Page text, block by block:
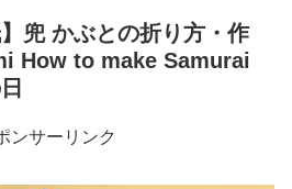
】兜 かぶとの折り方・作
How to make Samurai
ンサーリンク